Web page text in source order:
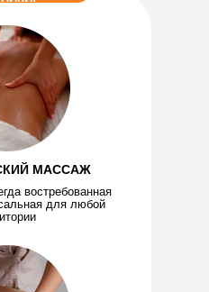
востребованная
для любой
МАССАЖ